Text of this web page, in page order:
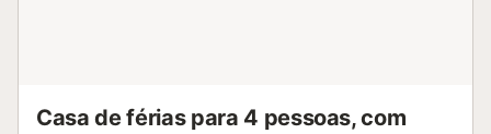
Casa de férias para 4 pessoas, com